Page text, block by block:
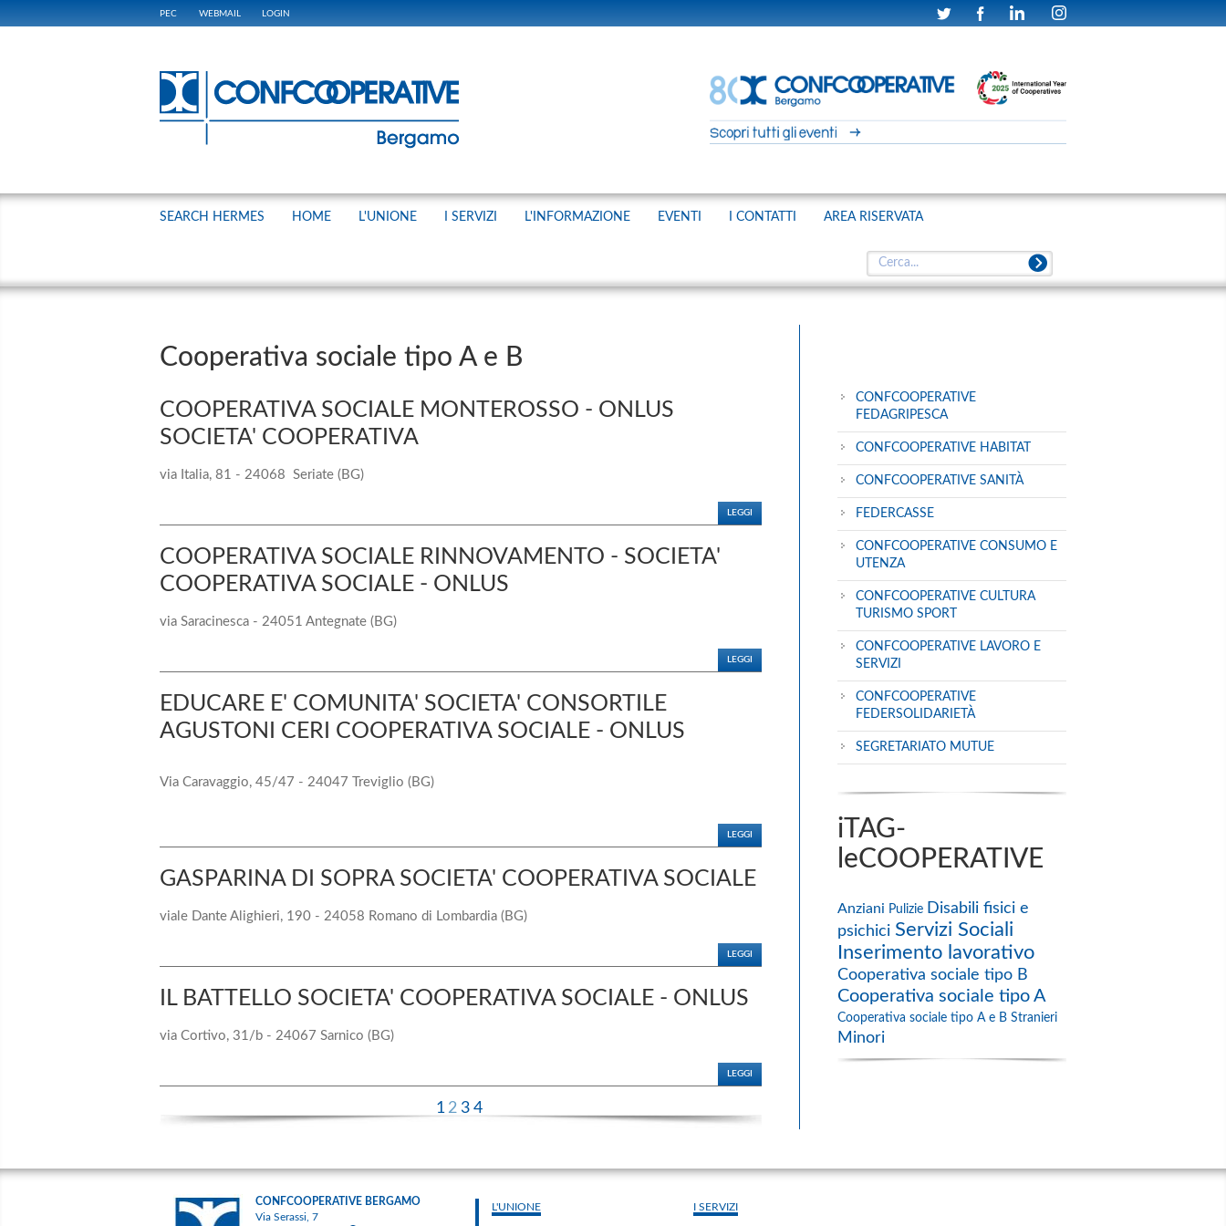
PEC WEBMAIL LOGIN
SEARCH HERMES HOME L'UNIONE I SERVIZI L'INFORMAZIONE EVENTI I CONTATTI AREA RISERVATA
Cooperativa sociale tipo A e B
COOPERATIVA SOCIALE MONTEROSSO - ONLUS
SOCIETA' COOPERATIVA
via Italia, 81 - 24068 Seriate (BG)
LEGGI
COOPERATIVA SOCIALE RINNOVAMENTO - SOCIETA'
COOPERATIVA SOCIALE - ONLUS
via Saracinesca - 24051 Antegnate (BG)
LEGGI
EDUCARE E' COMUNITA' SOCIETA' CONSORTILE
AGUSTONI CERI COOPERATIVA SOCIALE - ONLUS
Via Caravaggio, 45/47 - 24047 Treviglio (BG)
LEGGI
GASPARINA DI SOPRA SOCIETA' COOPERATIVA SOCIALE
viale Dante Alighieri, 190 - 24058 Romano di Lombardia (BG)
LEGGI
IL BATTELLO SOCIETA' COOPERATIVA SOCIALE - ONLUS
via Cortivo, 31/b - 24067 Sarnico (BG)
LEGGI
1 2 3 4
CONFCOOPERATIVE
FEDAGRIPESCA
CONFCOOPERATIVE HABITAT
CONFCOOPERATIVE SANITÀ
FEDERCASSE
CONFCOOPERATIVE CONSUMO E
UTENZA
CONFCOOPERATIVE CULTURA
TURISMO SPORT
CONFCOOPERATIVE LAVORO E
SERVIZI
CONFCOOPERATIVE
FEDERSOLIDARIETÀ
SEGRETARIATO MUTUE
iTAG-
leCOOPERATIVE
Anziani Pulizie Disabili fisici e
psichici Servizi Sociali
Inserimento lavorativo
Cooperativa sociale tipo B
Cooperativa sociale tipo A
Cooperativa sociale tipo A e B Stranieri
Minori
L'UNIONE I SERVIZI
CONFCOOPERATIVE BERGAMO
Via Serassi, 7